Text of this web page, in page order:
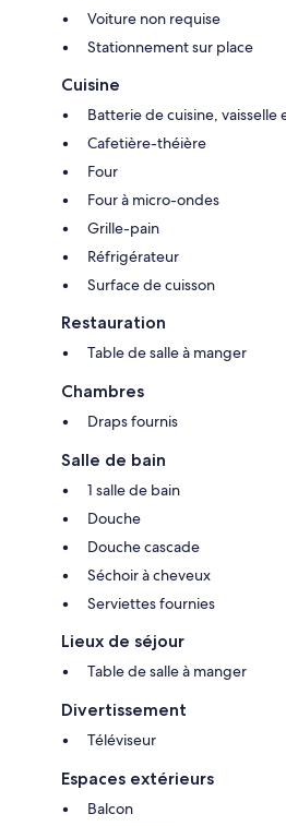
We kindly ask that you treat the home
damaged, missing, or require
charged to the reservation holder.
Thank you for your cooperation — we
Voiture non requise
Stationnement sur place
Cuisine
Batterie de cuisine, vaisselle
Cafetière-théière
Four
Four à micro-ondes
Grille-pain
Réfrigérateur
Surface de cuisson
Restauration
Table de salle à manger
Chambres
Draps fournis
Salle de bain
1 salle de bain
Douche
Douche cascade
Séchoir à cheveux
Serviettes fournies
Lieux de séjour
Table de salle à manger
Divertissement
Téléviseur
Espaces extérieurs
Balcon